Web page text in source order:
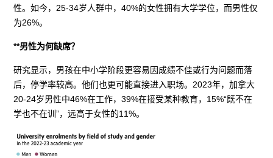
性。如今，25-34岁人群中，40%的女性拥有大学学位，而男性仅
为26%。
**男性为何缺席？
研究显示，男孩在中小学阶段更容易因成绩不佳或行为问题而落
后，停学率较高。他们也更可能直接进入职场。2023年，加拿大
20-24岁男性中46%在工作，39%在接受某种教育，15%“既不在
学也不在训”，远高于女性的11%。